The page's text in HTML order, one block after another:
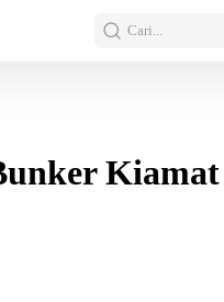
Cari...
Kiamat